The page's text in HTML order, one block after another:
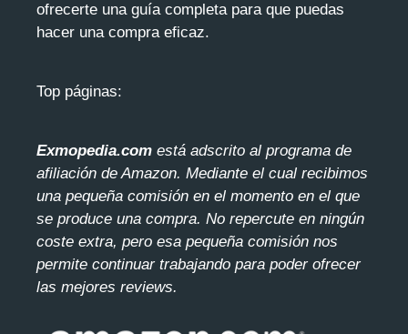
ofrecerte una guía completa para que puedas
hacer una compra eficaz.
Top páginas:
Exmopedia.com está adscrito al programa de
afiliación de Amazon. Mediante el cual recibimos
una pequeña comisión en el momento en el que
se produce una compra. No repercute en ningún
coste extra, pero esa pequeña comisión nos
permite continuar trabajando para poder ofrecer
las mejores reviews.